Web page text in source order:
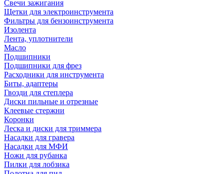
Свечи зажигания
Щетки для электроинструмента
Фильтры для бензоинструмента
Изолента
Лента, уплотнители
Масло
Подшипники
Подшипники для фрез
Расходники для инструмента
Биты, адаптеры
Гвозди для степлера
Диски пильные и отрезные
Клеевые стержни
Коронки
Леска и диски для триммера
Насадки для гравера
Насадки для МФИ
Ножи для рубанка
Пилки для лобзика